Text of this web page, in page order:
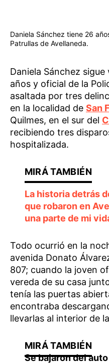
Daniela Sánchez tiene 26
Patrullas de Avellaneda.
Daniela Sánchez
años y oficial de la
asaltada por tres
en la localidad de San
Quilmes, en el sur del
recibiendo tres
hospitalizada.
La historia detrás
que robaron en
una parte de mi
Todo ocurrió en la
avenida Donato
807; cuando la joven
vereda de su casa
tenía las puertas
encontraba
llevarlas al interior de
Se bajaron del